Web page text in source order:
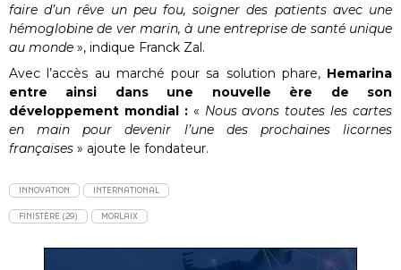
faire d’un rêve un peu fou, soigner des patients avec une
hémoglobine de ver marin, à une entreprise de santé unique
au monde », indique Franck Zal.
Avec l’accès au marché pour sa solution phare, Hemarina
entre ainsi dans une nouvelle ère de son
développement mondial :« Nous avons toutes les cartes
en main pour devenir l’une des prochaines licornes
françaises » ajoute le fondateur.
INNOVATION INTERNATIONAL
FINISTÈRE (29) MORLAIX